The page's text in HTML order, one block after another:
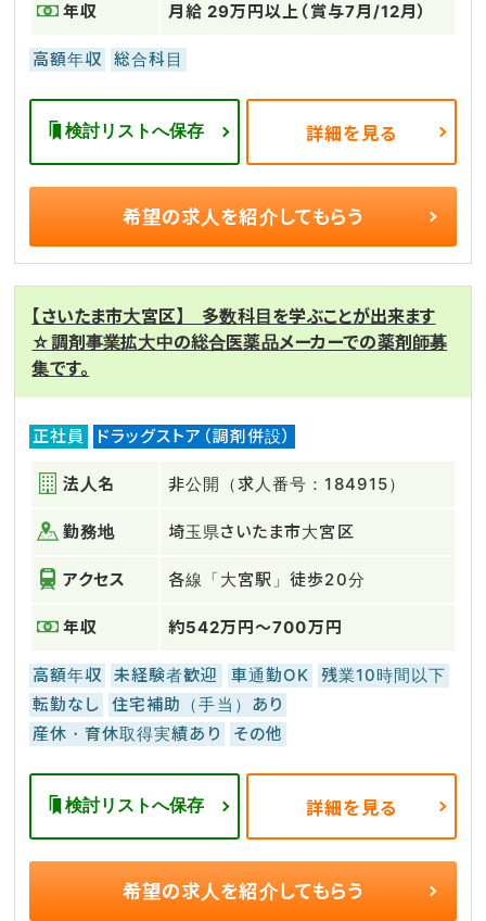
年収 月給 29万円以上（賞与7月/12月）
高額年収 総合科目
検討リストへ保存 詳細を見る
希望の求人を紹介してもらう
【さいたま市大宮区】 多数科目を学ぶことが出来ます
☆調剤事業拡大中の総合医薬品メーカーでの薬剤師募
集です。
正社員 ドラッグストア（調剤併設）
法人名 非公開（求人番号：184915）
勤務地 埼玉県さいたま市大宮区
アクセス 各線「大宮駅」徒歩20分
年収 約542万円～700万円
高額年収 未経験者歓迎 車通勤OK
残業10時間以下
転勤なし
住宅補助（手当）あり
産休・育休取得実績あり
その他
検討リストへ保存 詳細を見る
希望の求人を紹介してもらう